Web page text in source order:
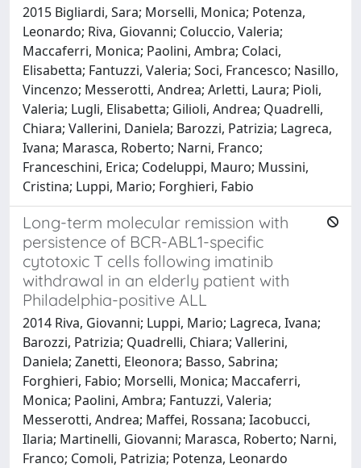
2015 Bigliardi, Sara; Morselli, Monica; Potenza,
Leonardo; Riva, Giovanni; Coluccio, Valeria;
Maccaferri, Monica; Paolini, Ambra; Colaci,
Elisabetta; Fantuzzi, Valeria; Soci, Francesco; Nasillo,
Vincenzo; Messerotti, Andrea; Arletti, Laura; Pioli,
Valeria; Lugli, Elisabetta; Gilioli, Andrea; Quadrelli,
Chiara; Vallerini, Daniela; Barozzi, Patrizia; Lagreca,
Ivana; Marasca, Roberto; Narni, Franco;
Franceschini, Erica; Codeluppi, Mauro; Mussini,
Cristina; Luppi, Mario; Forghieri, Fabio
Long-term molecular remission with
persistence of BCR-ABL1-specific
cytotoxic T cells following imatinib
withdrawal in an elderly patient with
Philadelphia-positive ALL
2014 Riva, Giovanni; Luppi, Mario; Lagreca, Ivana;
Barozzi, Patrizia; Quadrelli, Chiara; Vallerini,
Daniela; Zanetti, Eleonora; Basso, Sabrina;
Forghieri, Fabio; Morselli, Monica; Maccaferri,
Monica; Paolini, Ambra; Fantuzzi, Valeria;
Messerotti, Andrea; Maffei, Rossana; Iacobucci,
Ilaria; Martinelli, Giovanni; Marasca, Roberto; Narni,
Franco; Comoli, Patrizia; Potenza, Leonardo